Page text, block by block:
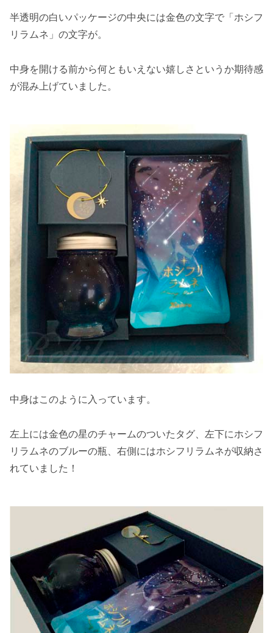
半透明の白いパッケージの中央には金色の文字で「ホシフ
リラムネ」の文字が。
中身を開ける前から何ともいえない嬉しさというか期待感
が混み上げていました。
中身はこのように入っています。
左上には金色の星のチャームのついたタグ、左下にホシフ
リラムネのブルーの瓶、右側にはホシフリラムネが収納さ
れていました！